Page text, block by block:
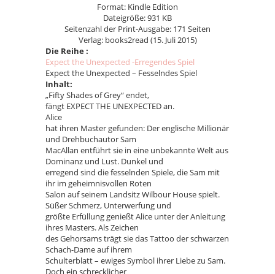
Format: Kindle Edition
Dateigröße: 931 KB
Seitenzahl der Print-Ausgabe: 171 Seiten
Verlag: books2read (15. Juli 2015)
Die Reihe :
Expect the Unexpected -Erregendes Spiel
Expect the Unexpected – Fesselndes Spiel
Inhalt:
„Fifty Shades of Grey“ endet,
fängt EXPECT THE UNEXPECTED an.
Alice
hat ihren Master gefunden: Der englische Millionär
und Drehbuchautor Sam
MacAllan entführt sie in eine unbekannte Welt aus
Dominanz und Lust. Dunkel und
erregend sind die fesselnden Spiele, die Sam mit
ihr im geheimnisvollen Roten
Salon auf seinem Landsitz Wilbour House spielt.
Süßer Schmerz, Unterwerfung und
größte Erfüllung genießt Alice unter der Anleitung
ihres Masters. Als Zeichen
des Gehorsams trägt sie das Tattoo der schwarzen
Schach-Dame auf ihrem
Schulterblatt – ewiges Symbol ihrer Liebe zu Sam.
Doch ein schrecklicher